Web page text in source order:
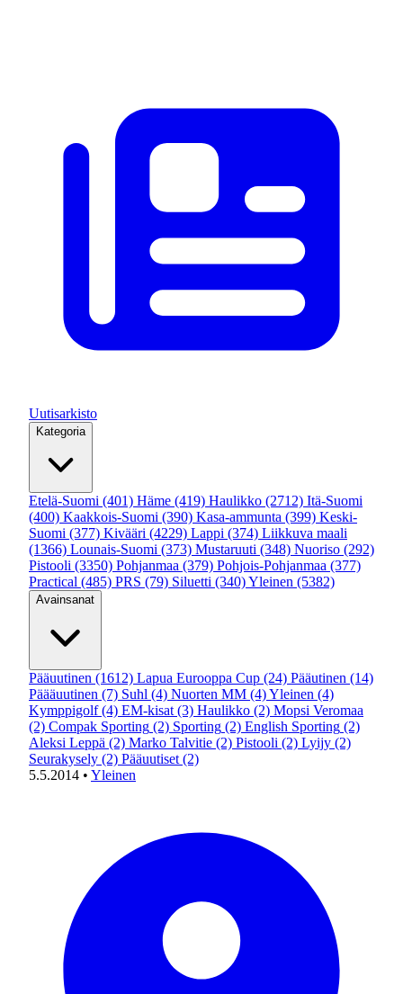
Uutisarkisto
Kategoria
Etelä-Suomi (401) Häme (419) Haulikko (2712) Itä-Suomi
(400) Kaakkois-Suomi (390) Kasa-ammunta (399) Keski-
Suomi (377) Kivääri (4229) Lappi (374) Liikkuva maali
(1366) Lounais-Suomi (373) Mustaruuti (348) Nuoriso (292)
Pistooli (3350) Pohjanmaa (379) Pohjois-Pohjanmaa (377)
Practical (485) PRS (79) Siluetti (340)Yleinen (5382)
Avainsanat
Pääuutinen (1612) Lapua Eurooppa Cup (24) Pääutinen (14)
Päääuutinen (7) Suhl (4) Nuorten MM (4)Yleinen (4)
Kymppigolf (4) EM-kisat (3) Haulikko (2) Mopsi Veromaa
(2) Compak Sporting (2) Sporting (2) English Sporting (2)
Aleksi Leppä (2) Marko Talvitie (2) Pistooli (2) Lyijy (2)
Seurakysely (2) Pääuutiset (2)
5.5.2014 • Yleinen